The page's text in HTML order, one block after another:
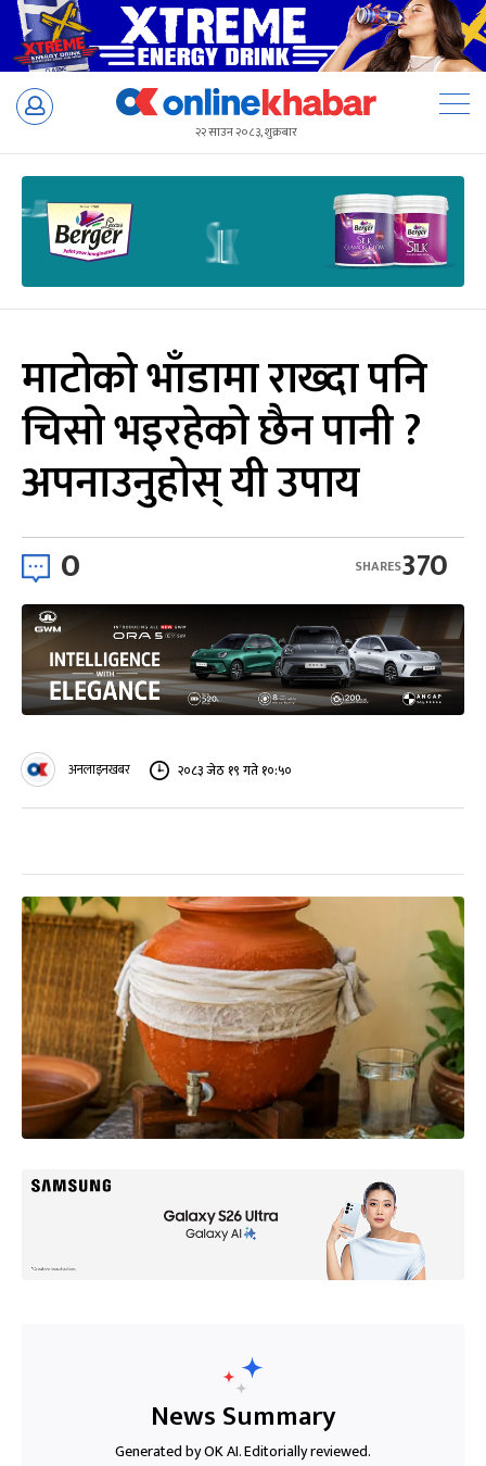
Skip
२२ साउन २०८३, शुक्रबार
माटोको भाँडामा राख्दा पनि
चिसो भइरहेको छैन पानी ?
अपनाउनुहोस् यी उपाय
0 370
SHARES
अनलाइनखबर २०८३ जेठ १९ गते १०:५०
News Summary
Generated by OK AI. Editorially reviewed.